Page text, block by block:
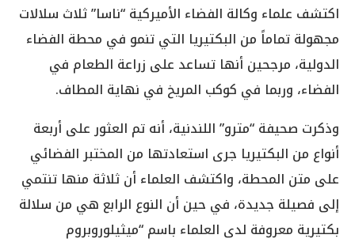
اكتشف علماء وكالة الفضاء الأميركية “ناسا” ثلاث سلالات
مجهولة تماماً من البكتيريا التي تنمو في محطة الفضاء
الدولية، مرجحين أنها تساعد على زراعة الطعام في
الفضاء، وربما في كوكب المريخ في نهاية المطاف.
وذكرت صحيفة “مترو” اللندنية، أنه تم العثور على أربعة
أنواع من البكتيريا جرى استعادتها من المختبر الفضائي
على متن المحطة، واكتشف العلماء أن ثلاثة منها تنتمي
إلى فصيلة جديدة، في حين أن النوع الرابع هي من سلالة
بكتيرية معروفة لدى العلماء باسم “ميثيلوروبروم